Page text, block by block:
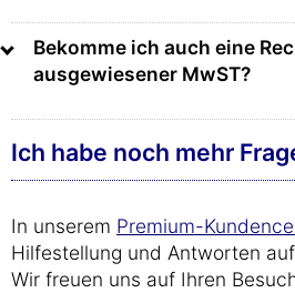
Bekomme ich auch eine
ausgewiesener MwST?
Ich habe noch mehr
In unserem Premium-
Hilfestellung und Antworten
Wir freuen uns auf Ihren